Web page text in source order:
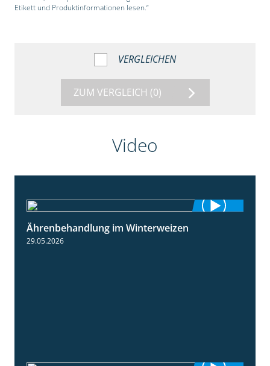
Etikett und Produktinformationen lesen.“
VERGLEICHEN
ZUM VERGLEICH (0)
Video
Ährenbehandlung im Winterweizen
29.05.2026